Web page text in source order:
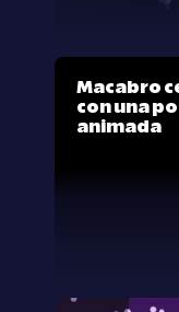
Macabro
con una
animada